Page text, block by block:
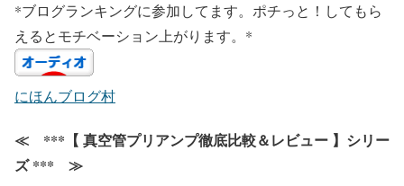
*ブログランキングに参加してます。ポチっと！してもら
えるとモチベーション上がります。*
にほんブログ村
≪ ***【 真空管プリアンプ徹底比較＆レビュー 】シリー
ズ *** ≫